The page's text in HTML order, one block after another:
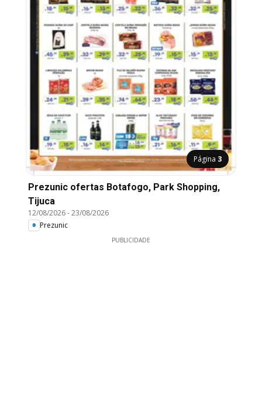
Página 3
Prezunic ofertas Botafogo, Park Shopping,
Tijuca
12/08/2026-23/08/2026
Prezunic
PUBLICIDADE